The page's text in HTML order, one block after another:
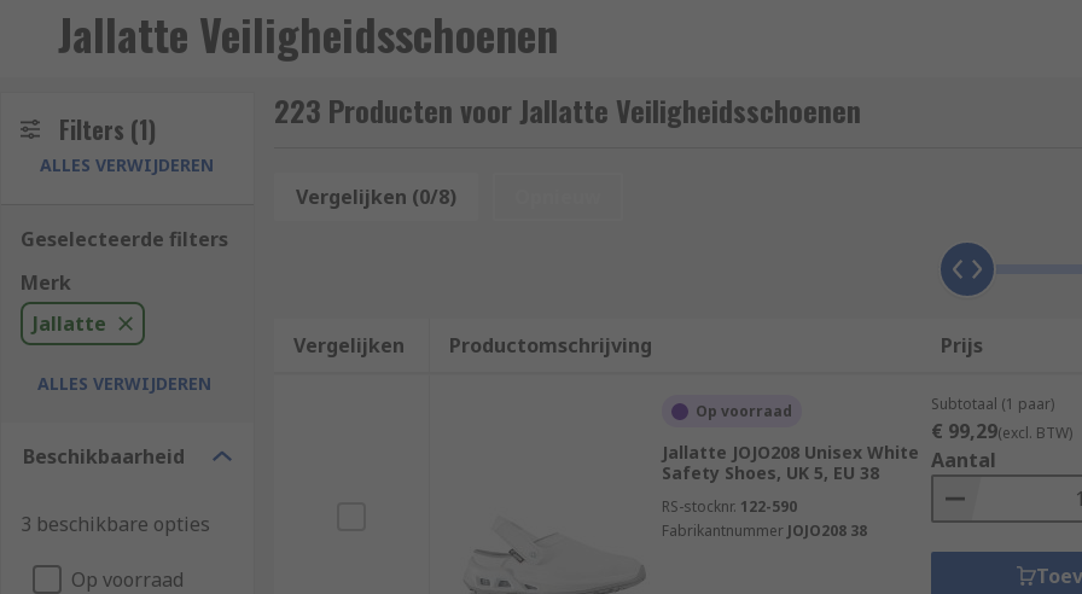
Jallatte Veiligheidsschoenen
Filters (1)
ALLES VERWIJDEREN
Geselecteerde filters
Merk
Jallatte
ALLES VERWIJDEREN
Beschikbaarheid
3 beschikbare opties
Op voorraad
223 Producten voor Jallatte Veiligheidsschoenen
Vergelijken (0/8)
Vergelijken Productomschrijving Prijs
Op voorraad
Jallatte JOJO208 Unisex White
Safety Shoes, UK 5, EU 38
RS-stocknr. 122-590
Fabrikantnummer JOJO208 38
Subtotaal (1 paar)
€ 99,29(excl. BTW)
Aantal